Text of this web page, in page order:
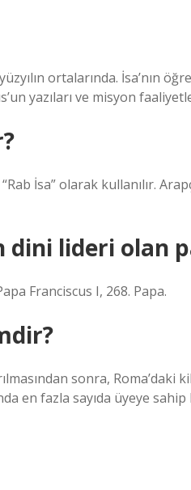
ortalarında. İsa’nın
yazıları ve misyon
İsa” olarak kullanılır.
dini lideri olan
Franciscus I, 268. Papa.
sonra, Roma’daki
en fazla sayıda üyeye